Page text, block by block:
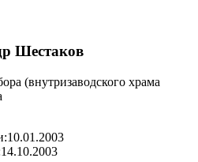
Шестаков
(внутризаводского храма
10.01.2003
14.10.2003